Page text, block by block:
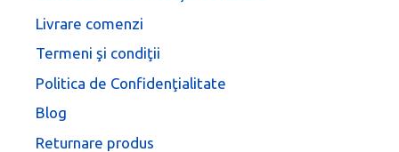
Livrare comenzi
Termeni şi condiţii
Politica de Confidenţialitate
Blog
Returnare produs